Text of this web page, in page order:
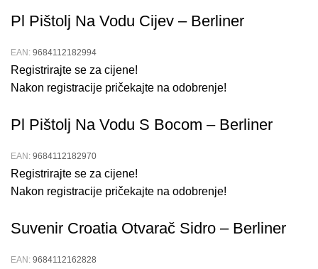
Pl Pištolj Na Vodu Cijev – Berliner
EAN: 9684112182994
Registrirajte se za cijene!
Nakon registracije pričekajte na odobrenje!
Pl Pištolj Na Vodu S Bocom – Berliner
EAN: 9684112182970
Registrirajte se za cijene!
Nakon registracije pričekajte na odobrenje!
Suvenir Croatia Otvarač Sidro – Berliner
EAN: 9684112162828